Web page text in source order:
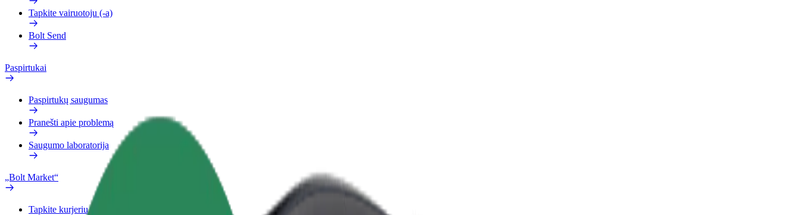
Tapkite vairuotoju (-a)
Bolt Send
Paspirtukai
Paspirtukų saugumas
Pranešti apie problemą
Saugumo laboratorija
„Bolt Market“
Tapkite kurjeriu (-e)